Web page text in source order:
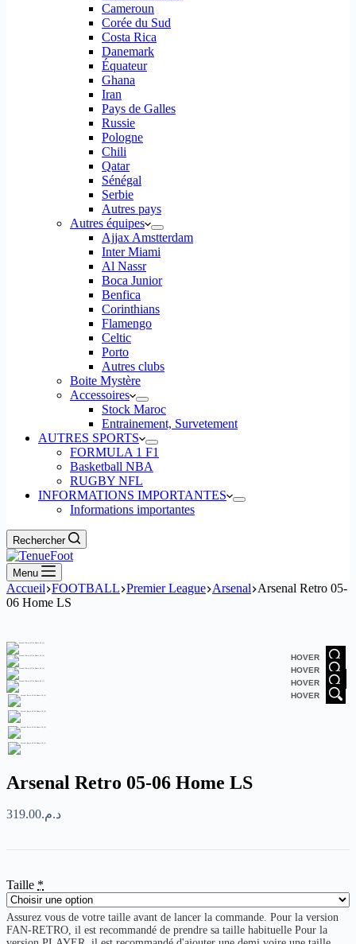
Cameroun
Corée du Sud
Costa Rica
Danemark
Équateur
Ghana
Iran
Pays de Galles
Russie
Pologne
Chili
Qatar
Sénégal
Serbie
Autres pays
Autres équipes
Ajjax Amstterdam
Inter Miami
Al Nassr
Boca Junior
Benfica
Corinthians
Flamengo
Celtic
Porto
Autres clubs
Boite Mystère
Accessoires
Stock Maroc
Entrainement, Survetement
AUTRES SPORTS
FORMULA 1 F1
Basketball NBA
RUGBY NFL
INFORMATIONS IMPORTANTES
Informations importantes
Rechercher
Menu
Accueil FOOTBALL Premier League Arsenal Arsenal Retro 05-
06 Home LS
HOVER
HOVER
HOVER
HOVER
Arsenal Retro 05-06 Home LS
د.م.319.00
Taille *
Assurez vous de votre taille avant de lancer la commande. Pour la version
FAN-RETRO, il est recommandé de prendre sa taille habituelle Pour la